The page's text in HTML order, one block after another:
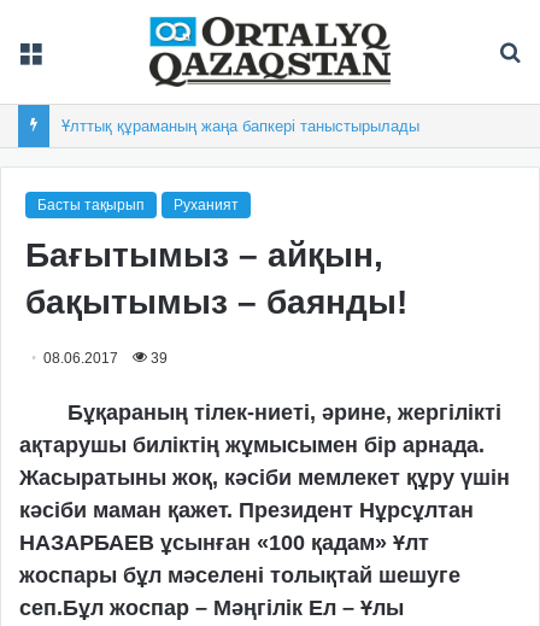
Ұлттық құраманың жаңа бапкері таныстырылады
Басты тақырып Руханият
Бағытымыз – айқын,
бақытымыз – баянды!
08.06.2017 39
Бұқараның тілек-ниеті, әрине, жергілікті
ақтарушы биліктің жұмысымен бір арнада.
Жасыратыны жоқ, кәсіби мемлекет құру үшін
кәсіби маман қажет. Президент Нұрсұлтан
НАЗАРБАЕВ ұсынған «100 қадам» Ұлт
жоспары бұл мәселені толықтай шешуге
сеп.Бұл жоспар – Мәңгілік Ел – Ұлы